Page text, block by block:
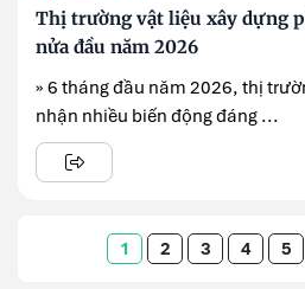
Thị trường vật liệu xây dựng
nửa đầu năm 2026
» 6 tháng đầu năm 2026, thị
nhận nhiều biến động đáng ...
1 2 3 4 5